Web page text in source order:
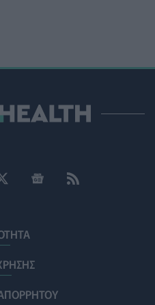
ζέστες -
στον γιατρό μας
με το «τέλειο» δέρμα